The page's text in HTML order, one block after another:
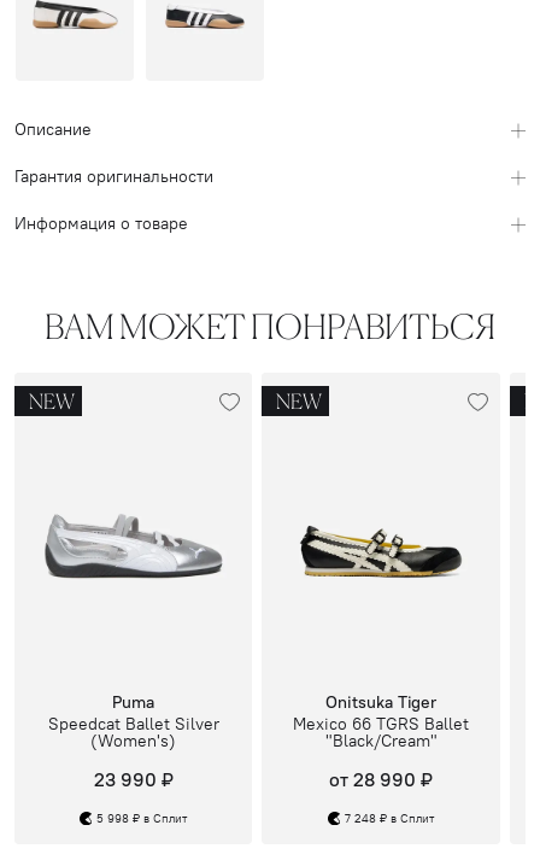
Описание
Гарантия оригинальности
Информация о товаре
ВАМ МОЖЕТ ПОНРАВИТЬСЯ
NEW
Puma
Speedcat Ballet Silver
(Women's)
23 990 ₽
5 998 ₽ в Сплит
NEW
Onitsuka Tiger
Mexico 66 TGRS Ballet
"Black/Cream"
от 28 990 ₽
7 248 ₽ в Сплит